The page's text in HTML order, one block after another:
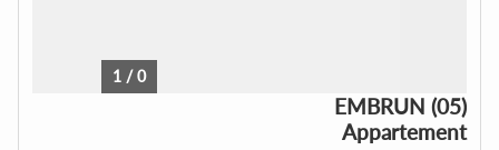
1 /0
EMBRUN (05)
Appartement